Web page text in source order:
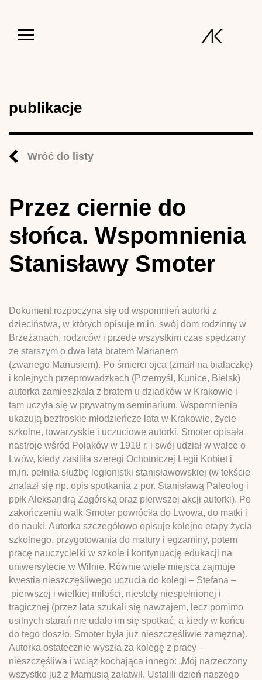
publikacje
Wróć do listy
Przez ciernie do
słońca. Wspomnienia
Stanisławy Smoter
Dokument rozpoczyna się od wspomnień autorki z
dzieciństwa, w których opisuje m.in. swój dom rodzinny w
Brzeżanach, rodziców i przede wszystkim czas spędzany
ze starszym o dwa lata bratem Marianem
(zwanego Manusiem). Po śmierci ojca (zmarł na białaczkę)
i kolejnych przeprowadzkach (Przemyśl, Kunice, Bielsk)
autorka zamieszkała z bratem u dziadków w Krakowie i
tam uczyła się w prywatnym seminarium. Wspomnienia
ukazują beztroskie młodzieńcze lata w Krakowie, życie
szkolne, towarzyskie i uczuciowe autorki. Smoter opisała
nastroje wśród Polaków w 1918 r. i swój udział w walce o
Lwów, kiedy zasiliła szeregi Ochotniczej Legii Kobiet i
m.in. pełniła służbę legionistki stanisławowskiej (w tekście
znalazł się np. opis spotkania z por. Stanisławą Paleolog i
ppłk Aleksandrą Zagórską oraz pierwszej akcji autorki). Po
zakończeniu walk Smoter powróciła do Lwowa, do matki i
do nauki. Autorka szczegółowo opisuje kolejne etapy życia
szkolnego, przygotowania do matury i egzaminy, potem
pracę nauczycielki w szkole i kontynuację edukacji na
uniwersytecie w Wilnie. Równie wiele miejsca zajmuje
kwestia nieszczęśliwego uczucia do kolegi – Stefana –
pierwszej i wielkiej miłości, niestety niespełnionej i
tragicznej (przez lata szukali się nawzajem, lecz pomimo
usilnych starań nie udało im się spotkać, a kiedy w końcu
do tego doszło, Smoter była już nieszczęśliwie zamężna).
Autorka ostatecznie wyszła za kolegę z pracy –
nieszczęśliwa i wciąż kochająca innego: „Mój narzeczony
wszystko już z Mamusią załatwił. Ustalili dzień naszego